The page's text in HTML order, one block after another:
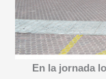
En la jornada